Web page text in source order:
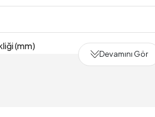
(mm)
Devamını Gör